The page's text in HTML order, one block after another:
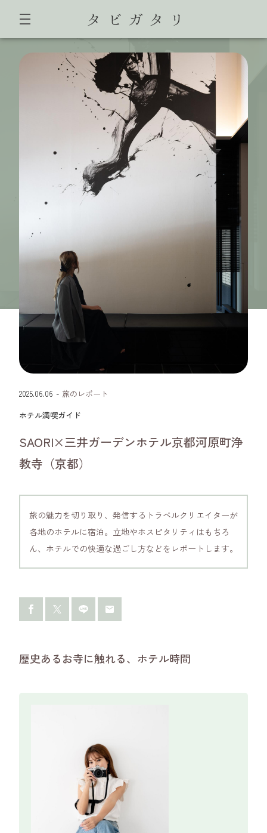
2025.06.06 - 旅のレポート
ホテル満喫ガイド
SAORI×三井ガーデンホテル京都河原町浄
教寺（京都）
旅の魅力を切り取り、発信するトラベルクリエイターが
各地のホテルに宿泊。立地やホスピタリティはもちろ
ん、ホテルでの快適な過ごし方などをレポートします。
歴史あるお寺に触れる、ホテル時間